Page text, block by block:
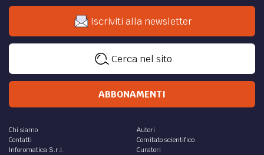
Iscriviti alla newsletter
Cerca nel sito
ABBONAMENTI
Chi siamo
Contatti
Inforomatica S.r.l.
Autori
Comitato scientifico
Curatori